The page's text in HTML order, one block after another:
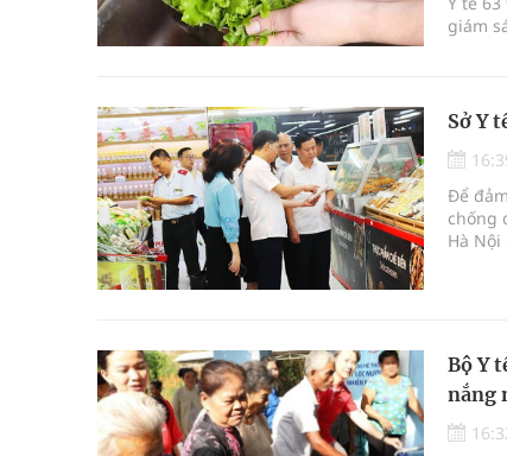
Tỷ lệ tật khúc xạ ở trẻ gia tăng: Khuyến nghị
giám
Sở Y
Để
chống
Hà
Bộ Y
nắng